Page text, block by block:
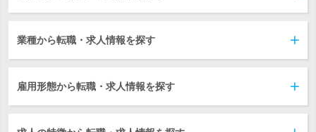
業種から転職・求人情報を探す
雇用形態から転職・求人情報を探す